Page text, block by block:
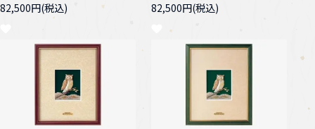
82,500円(税込) 82,500円(税込)